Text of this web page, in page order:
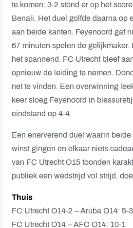
te komen: 3-2 stond er op het
Benali. Het duel golfde daarna op
aan beide kanten. Feyenoord gaf
67 minuten spelen de gelijkmaker.
het spannend. FC Utrecht bleef
opnieuw de leiding te nemen.
net te vinden. Een overwinning
keer sloeg Feyenoord in
eindstand op 4-4.
Een enerverend duel waarin
winst gingen en elkaar niets
van FC Utrecht O15 toonden
publiek een wedstrijd vol strijd,
Thuis
FC Utrecht O14-2 – Aruba O14: 5-3
FC Utrecht O14 – AFC O14: 10-1